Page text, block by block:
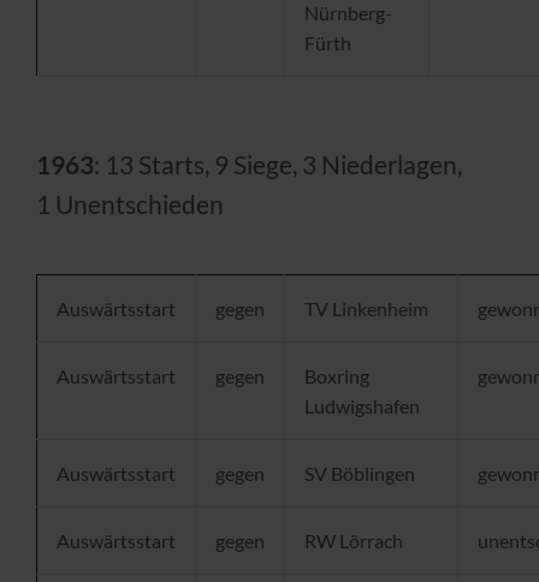
Nürnberg-
Fürth
1963: 13 Starts, 9 Siege, 3 Niederlagen,
1 Unentschieden
Auswärtsstart gegen TV Linkenheim
Auswärtsstart gegen
Boxring
Ludwigshafen
Auswärtsstart gegen SV Böblingen
Auswärtsstart gegen RW Lörrach